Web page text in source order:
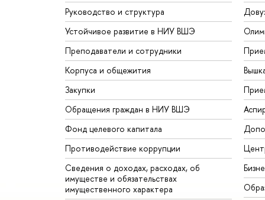
Руководство и структура
Устойчивое развитие в НИУ ВШЭ
Преподаватели и сотрудники
Корпуса и общежития
Закупки
Обращения граждан в НИУ ВШЭ
Фонд целевого капитала
Противодействие коррупции
Сведения о доходах, расходах, об
имуществе и обязательствах
имущественного характера